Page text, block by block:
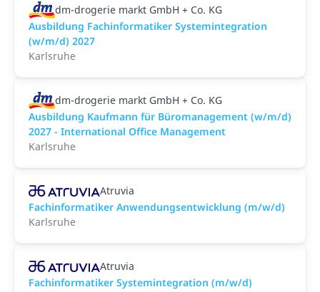
dm-drogerie markt GmbH + Co. KG
Ausbildung Fachinformatiker Systemintegration
(w/m/d) 2027
Karlsruhe
dm-drogerie markt GmbH + Co. KG
Ausbildung Kaufmann für Büromanagement (w/m/d)
2027 - International Office Management
Karlsruhe
Atruvia
Fachinformatiker Anwendungsentwicklung (m/w/d)
Karlsruhe
Atruvia
Fachinformatiker Systemintegration (m/w/d)